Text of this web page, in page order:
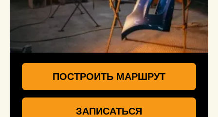
ПОСТРОИТЬ МАРШРУТ
ЗАПИСАТЬСЯ